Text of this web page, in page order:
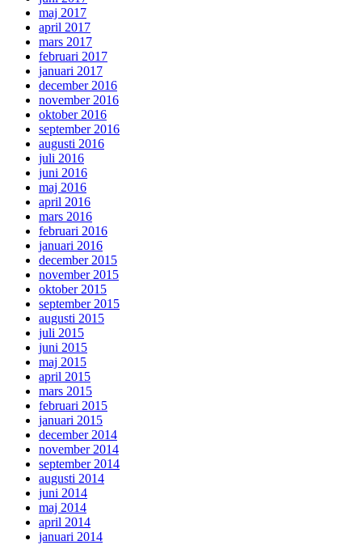
maj 2017
april 2017
mars 2017
februari 2017
januari 2017
december 2016
november 2016
oktober 2016
september 2016
augusti 2016
juli 2016
juni 2016
maj 2016
april 2016
mars 2016
februari 2016
januari 2016
december 2015
november 2015
oktober 2015
september 2015
augusti 2015
juli 2015
juni 2015
maj 2015
april 2015
mars 2015
februari 2015
januari 2015
december 2014
november 2014
september 2014
augusti 2014
juni 2014
maj 2014
april 2014
januari 2014